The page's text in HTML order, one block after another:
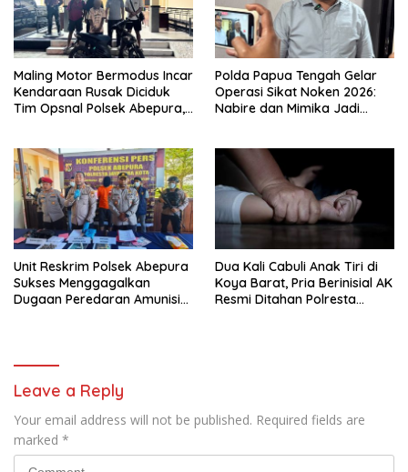
Maling Motor Bermodus Incar
Kendaraan Rusak Diciduk
Tim Opsnal Polsek Abepura,
Polda Papua Tengah Gelar
Operasi Sikat Noken 2026:
Nabire dan Mimika Jadi
Unit Reskrim Polsek Abepura
Sukses Menggagalkan
Dugaan Peredaran Amunisi
Dua Kali Cabuli Anak Tiri di
Koya Barat, Pria Berinisial AK
Resmi Ditahan Polresta
Leave a Reply
Your email address will not be published. Required fields are
marked *